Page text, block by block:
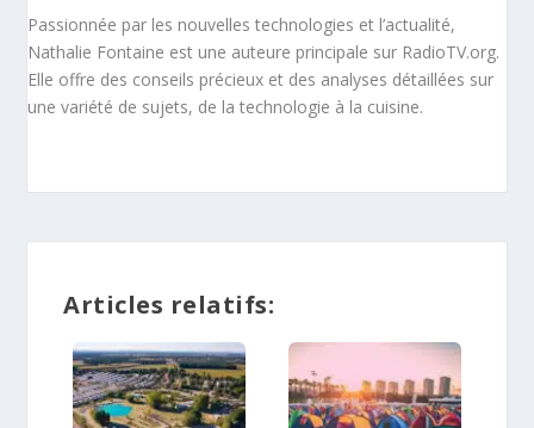
Passionnée par les nouvelles technologies et l’actualité,
Nathalie Fontaine est une auteure principale sur RadioTV.org.
Elle offre des conseils précieux et des analyses détaillées sur
une variété de sujets, de la technologie à la cuisine.
Articles relatifs: